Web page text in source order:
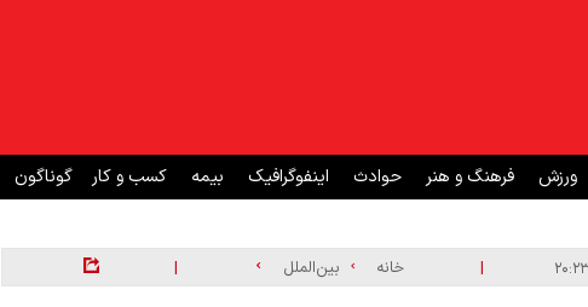
ورزش فرهنگ و هنر حوادث اینفوگرافیک بیمه کسب و کار گوناگون
| خانه بین‌الملل |